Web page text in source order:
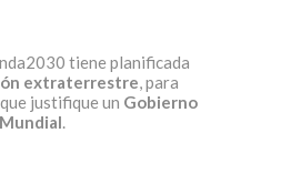
tiene planificada
extraterrestre, para
justifique un Gobierno
Mundial.